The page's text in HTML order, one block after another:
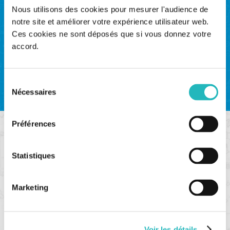
Nous utilisons des cookies pour mesurer l'audience de
notre site et améliorer votre expérience utilisateur web.
Ces cookies ne sont déposés que si vous donnez votre
accord.
Nécessaires
Préférences
Statistiques
Marketing
Conception et calcul
• Logiciels : Ansys, Catia, Solidworks,
ProEngineer, Creo, Inventor, Fluent